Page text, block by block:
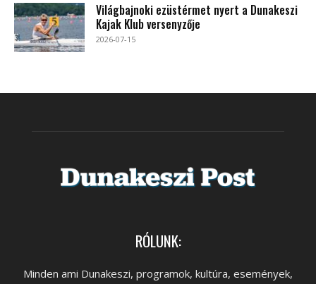
Világbajnoki ezüstérmet nyert a Dunakeszi
Kajak Klub versenyzője
2026-07-15
RÓLUNK:
Minden ami Dunakeszi, programok, kultúra, események,